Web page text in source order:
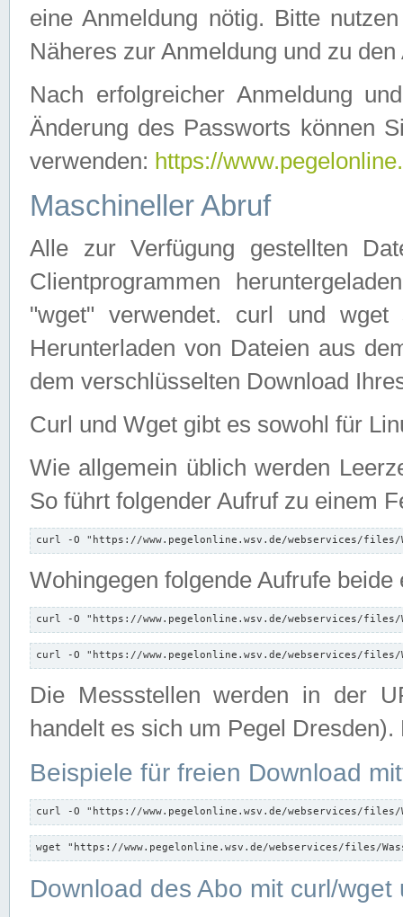
eine Anmeldung nötig. Bitte
Näheres zur Anmeldung und zu
Nach erfolgreicher Anmeldung
Änderung des Passworts können
verwenden: https://
Maschineller Abruf
Alle zur Verfügung gestellten
Clientprogrammen
"wget" verwendet. curl und wget
Herunterladen von Dateien aus
dem verschlüsselten Download
Curl und Wget gibt es sowohl für
Wie allgemein üblich werden
So führt folgender Aufruf zu einem
curl -O "https://www.pegelonline.wsv.de/webservices/files/
Wohingegen folgende Aufrufe beide
curl -O "https://www.pegelonline.wsv.de/webservices/files/
curl -O "https://www.pegelonline.wsv.de/webservices/files/
Die Messstellen werden in der
handelt es sich um Pegel
Beispiele für freien Download
curl -O "https://www.pegelonline.wsv.de/webservices/files/
wget "https://www.pegelonline.wsv.de/webservices/files/
Download des Abo mit curl/